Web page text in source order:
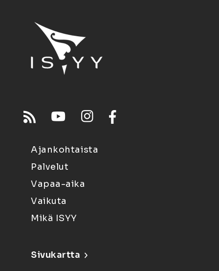
Ajankohtaista
Palvelut
Vapaa-aika
Vaikuta
Mikä ISYY
Sivukartta